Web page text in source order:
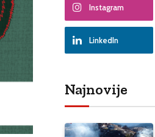
Instagram
LinkedIn
Najnovije